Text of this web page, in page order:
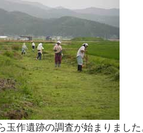
玉作遺跡の調査が始まりまし